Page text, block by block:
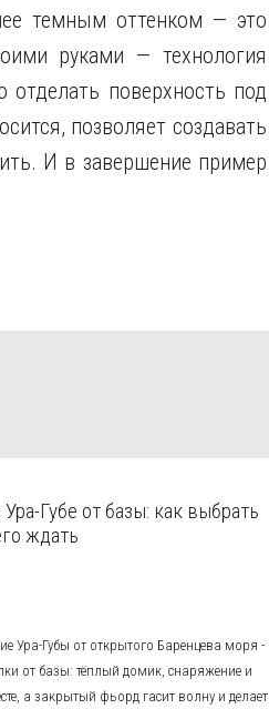
темным оттенком — это
руками — технология
отделать поверхность под
позволяет создавать
И в завершение пример
Губе от базы: как выбрать
ждать
Ура-Губы от открытого Баренцева моря -
от базы: тёплый домик, снаряжение и
а закрытый фьорд гасит волну и делает